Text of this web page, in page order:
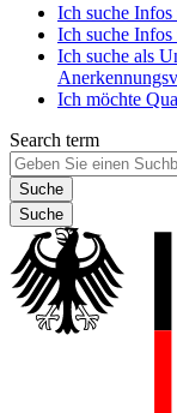
Ich suche Infos
Ich suche Infos
Ich suche als
Ich möchte
Search term
Suche